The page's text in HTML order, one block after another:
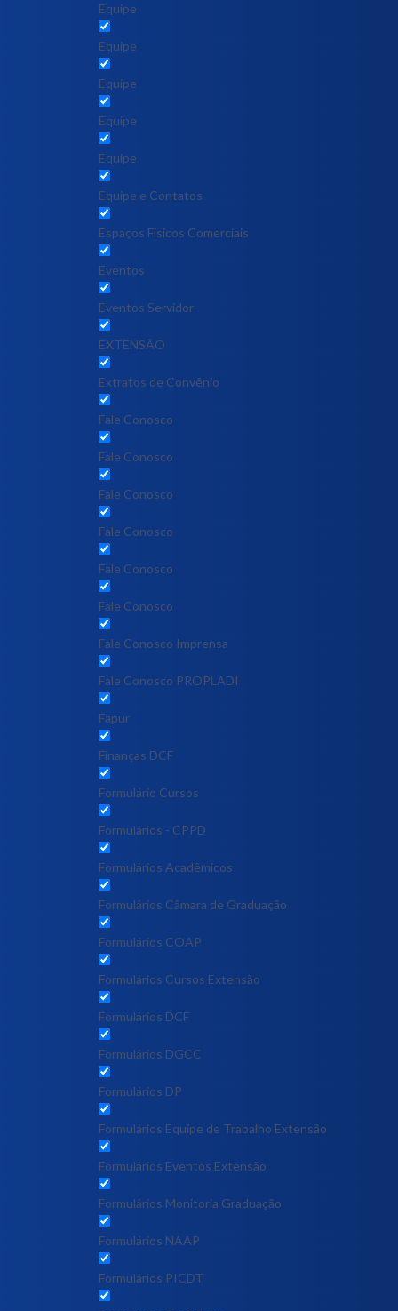
Equipe
Equipe
Equipe
Equipe
Equipe
Equipe e Contatos
Espaços Físicos Comerciais
Eventos
Eventos Servidor
EXTENSÃO
Extratos de Convênio
Fale Conosco
Fale Conosco
Fale Conosco
Fale Conosco
Fale Conosco
Fale Conosco
Fale Conosco Imprensa
Fale Conosco PROPLADI
Fapur
Finanças DCF
Formulário Cursos
Formulários - CPPD
Formulários Acadêmicos
Formulários Câmara de Graduação
Formulários COAP
Formulários Cursos Extensão
Formulários DCF
Formulários DGCC
Formulários DP
Formulários Equipe de Trabalho Extensão
Formulários Eventos Extensão
Formulários Monitoria Graduação
Formulários NAAP
Formulários PICDT